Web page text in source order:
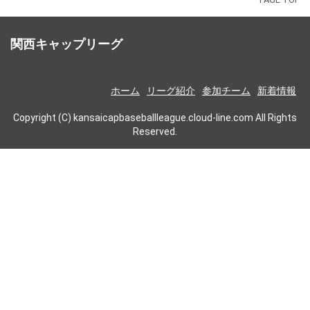
関西キャップリーグ
ホーム リーグ紹介 参加チーム 新着情報
Copyright (C) kansaicapbaseballleague.cloud-line.com All Rights
Reserved.